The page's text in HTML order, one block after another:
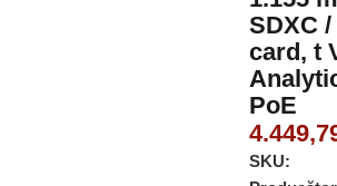
SDXC
card, t
PoE
SKU: